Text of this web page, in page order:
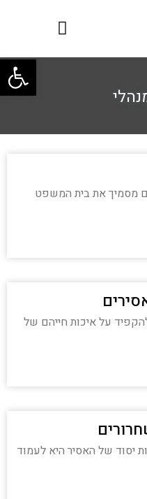
מסמיך את בית המשפט
על איכות חייהם של
יסוד של האסיר היא לעמוד